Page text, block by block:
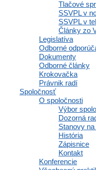
Tlačové
SSVPL v
SSVPL v
Články zo
Legislatíva
Odborné
Dokumenty
Odborné články
Krokovačka
Právnik radí
Spoločnosť
O spoločnosti
Výbor
Dozorná
Stanovy
História
Zápisnice
Kontakt
Konferencie
Informácie o
Eva Trade Company s.r.o.,
IČO: 48333328, DIČ:
NADCHÁDZAJÚCE
15.10.2026
47.
lekárstva